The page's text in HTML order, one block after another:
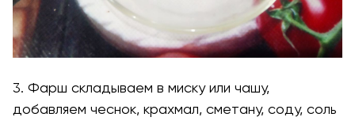
3. Фарш складываем в миску или чашу,
добавляем чеснок, крахмал, сметану, соду, соль